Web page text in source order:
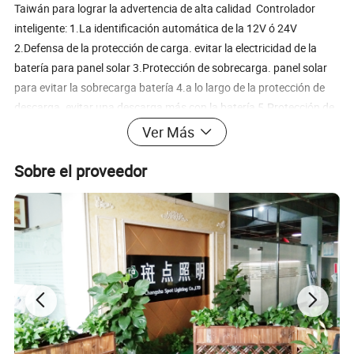
Taiwán para lograr la advertencia de alta calidad Controlador
inteligente: 1.La identificación automática de la 12V ó 24V
2.Defensa de la protección de carga. evitar la electricidad de la
batería para panel solar 3.Protección de sobrecarga. panel solar
para evitar la sobrecarga batería 4.a lo largo de la protección de
descarga. evitar una descarga más con la batería 5.Protección de
sobrecarga. se apagará por sí misma cuando la electricidad que se
alcance un 1,5 veces de lo normal, y luego trabajar de nuevo
acerca de 1~2 minutos más tarde 6.corrección de temperatura,
temperatura de la batería 7.El intervalo de recuperación: evitar
sacudir su labor por la utomatic característica de restauración de
la batería. 8.Otra protección. protección contra relámpagos, evitar
la conexión a la inversa...
Ver Más
Sobre el proveedor